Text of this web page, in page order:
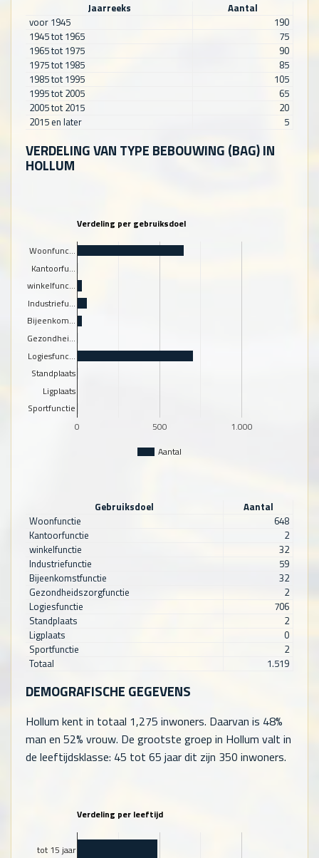
Jaarreeks
Aantal
voor 1945
190
1945 tot 1965
75
1965 tot 1975
90
1975 tot 1985
85
1985 tot 1995
105
1995 tot 2005
65
2005 tot 2015
20
2015 en later
5
VERDELING VAN TYPE BEBOUWING (BAG) IN
HOLLUM
Verdeling per gebruiksdoel
Aantal
0 500 1.000
Woonfunc…
Kantoorfu…
winkelfunc…
Industriefu…
Bijeenkom…
Gezondhei…
Logiesfunc…
Standplaats
Ligplaats
Sportfunctie
Gebruiksdoel
Aantal
Woonfunctie
648
Kantoorfunctie
2
winkelfunctie
32
Industriefunctie
59
Bijeenkomstfunctie
32
Gezondheidszorgfunctie
2
Logiesfunctie
706
Standplaats
2
Ligplaats
0
Sportfunctie
2
Totaal
1.519
DEMOGRAFISCHE GEGEVENS
Hollum kent in totaal 1,275 inwoners. Daarvan is 48%
man en 52% vrouw. De grootste groep in Hollum valt in
de leeftijdsklasse: 45 tot 65 jaar dit zijn 350 inwoners.
Verdeling per leeftijd
tot 15 jaar